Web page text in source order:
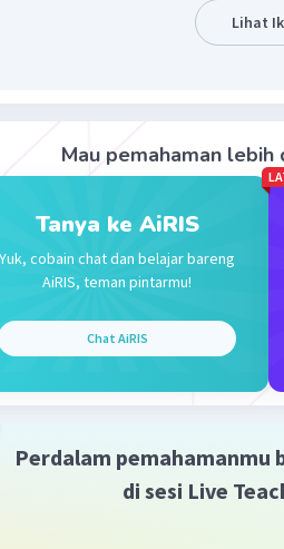
Balas
Lihat
Mau pemahaman lebih
Tanya ke AiRIS
Yuk, cobain chat dan belajar bareng
AiRIS, teman pintarmu!
Chat AiRIS
Perdalam pemahamanmu
di sesi Live